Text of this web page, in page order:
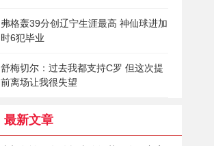
弗格轰39分创辽宁生涯最高 神仙球进加
时6犯毕业
舒梅切尔：过去我都支持C罗 但这次提
前离场让我很失望
最新文章